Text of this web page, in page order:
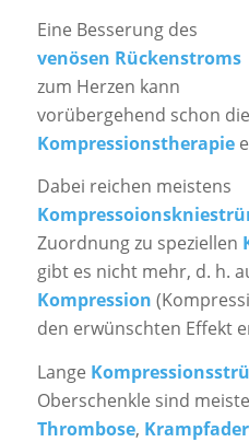
Eine Besserung des
venösen Rückenstroms
zum Herzen kann
vorübergehend schon die
Kompressionstherapie
Dabei reichen meistens
Zuordnung zu speziellen
gibt es nicht mehr, d. h.
Kompression
den erwünschten Effekt
Lange
Oberschenkle sind
Thrombose,